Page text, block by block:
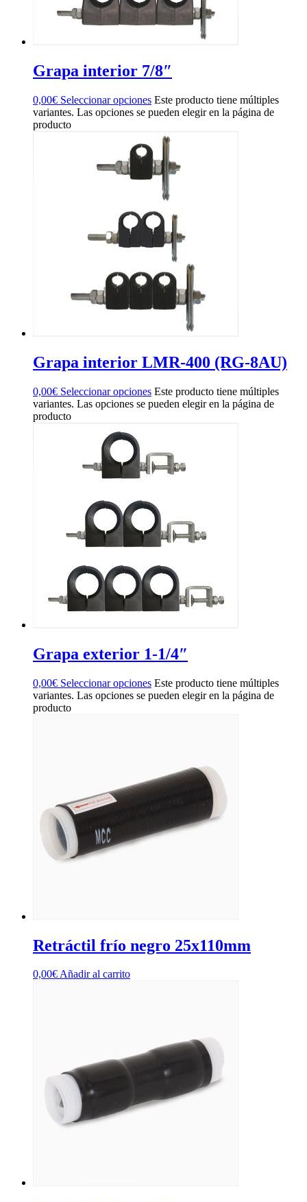
Grapa interior 7/8″
0,00€ Seleccionar opciones Este producto tiene múltiples
variantes. Las opciones se pueden elegir en la página de
producto
Grapa interior LMR-400 (RG-8AU)
0,00€ Seleccionar opciones Este producto tiene múltiples
variantes. Las opciones se pueden elegir en la página de
producto
Grapa exterior 1-1/4″
0,00€ Seleccionar opciones Este producto tiene múltiples
variantes. Las opciones se pueden elegir en la página de
producto
Retráctil frío negro 25x110mm
0,00€Añadir al carrito